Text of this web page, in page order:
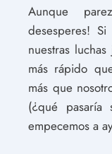
Aunque
desesperes!
nuestras
más rápido
más que
(¿qué
empecemos a